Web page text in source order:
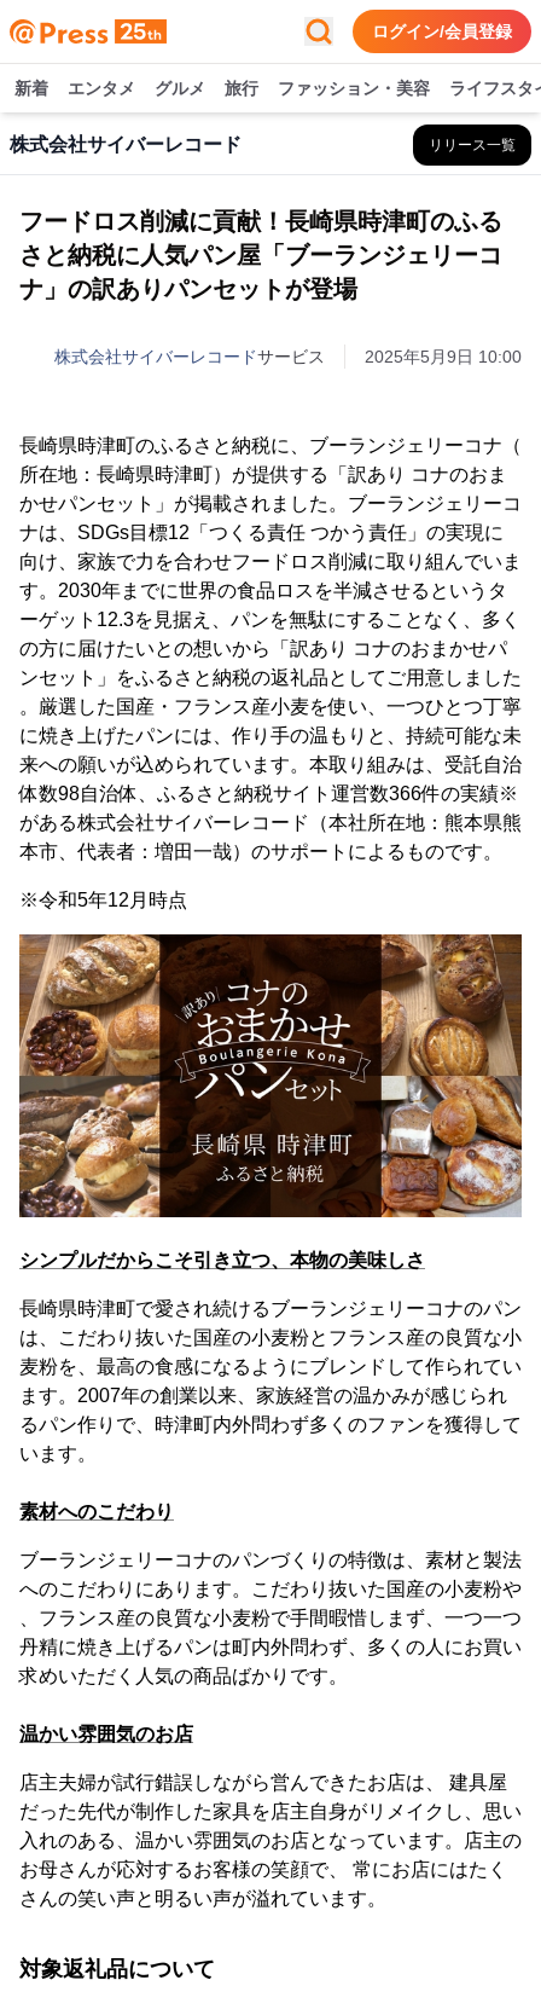
ログイン/会員登録
新着 エンタメ グルメ 旅行 ファッション・美容 ライフスタ
株式会社サイバーレコード リリース一覧
フードロス削減に貢献！長崎県時津町のふる
さと納税に人気パン屋「ブーランジェリーコ
ナ」の訳ありパンセットが登場
株式会社サイバーレコードサービス 2025年5月9日 10:00
長崎県時津町のふるさと納税に、ブーランジェリーコナ（
所在地：長崎県時津町）が提供する「訳あり コナのおま
かせパンセット」が掲載されました。ブーランジェリーコ
ナは、SDGs目標12「つくる責任 つかう責任」の実現に
向け、家族で力を合わせフードロス削減に取り組んでいま
す。2030年までに世界の食品ロスを半減させるというタ
ーゲット12.3を見据え、パンを無駄にすることなく、多く
の方に届けたいとの想いから「訳あり コナのおまかせパ
ンセット」をふるさと納税の返礼品としてご用意しました
。厳選した国産・フランス産小麦を使い、一つひとつ丁寧
に焼き上げたパンには、作り手の温もりと、持続可能な未
来への願いが込められています。本取り組みは、受託自治
体数98自治体、ふるさと納税サイト運営数366件の実績※
がある株式会社サイバーレコード（本社所在地：熊本県熊
本市、代表者：増田一哉）のサポートによるものです。
※令和5年12月時点
シンプルだからこそ引き立つ、本物の美味しさ
長崎県時津町で愛され続けるブーランジェリーコナのパン
は、こだわり抜いた国産の小麦粉とフランス産の良質な小
麦粉を、最高の食感になるようにブレンドして作られてい
ます。2007年の創業以来、家族経営の温かみが感じられ
るパン作りで、時津町内外問わず多くのファンを獲得して
います。
素材へのこだわり
ブーランジェリーコナのパンづくりの特徴は、素材と製法
へのこだわりにあります。こだわり抜いた国産の小麦粉や
、フランス産の良質な小麦粉で手間暇惜しまず、一つ一つ
丹精に焼き上げるパンは町内外問わず、多くの人にお買い
求めいただく人気の商品ばかりです。
温かい雰囲気のお店
店主夫婦が試行錯誤しながら営んできたお店は、 建具屋
だった先代が制作した家具を店主自身がリメイクし、思い
入れのある、温かい雰囲気のお店となっています。店主の
お母さんが応対するお客様の笑顔で、 常にお店にはたく
さんの笑い声と明るい声が溢れています。
対象返礼品について